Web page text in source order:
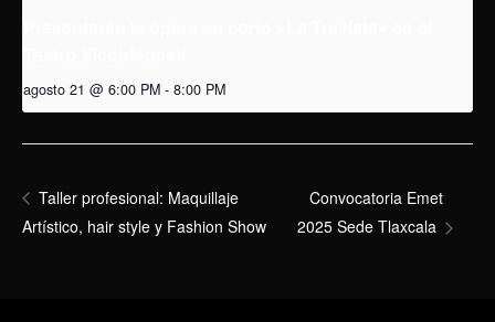
agosto 21 @ 6:00 PM - 8:00 PM
Taller profesional: Maquillaje
Artístico, hair style y Fashion Show
Convocatoria Emet
2025 Sede Tlaxcala